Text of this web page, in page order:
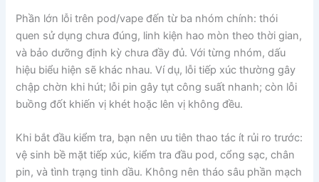
Phần lớn lỗi trên pod/vape đến từ ba nhóm chính: thói
quen sử dụng chưa đúng, linh kiện hao mòn theo thời gian,
và bảo dưỡng định kỳ chưa đầy đủ. Với từng nhóm, dấu
hiệu biểu hiện sẽ khác nhau. Ví dụ, lỗi tiếp xúc thường gây
chập chờn khi hút; lỗi pin gây tụt công suất nhanh; còn lỗi
buồng đốt khiến vị khét hoặc lên vị không đều.
Khi bắt đầu kiểm tra, bạn nên ưu tiên thao tác ít rủi ro trước:
vệ sinh bề mặt tiếp xúc, kiểm tra đầu pod, cổng sạc, chân
pin, và tình trạng tinh dầu. Không nên tháo sâu phần mạch